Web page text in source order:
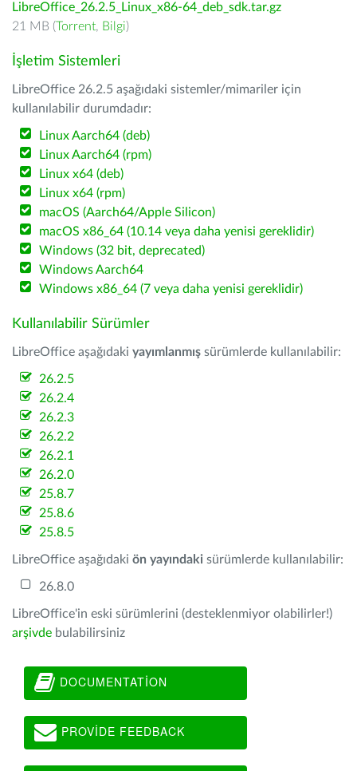
LibreOffice_26.2.5_Linux_x86-64_deb_sdk.tar.gz
21 MB (Torrent, Bilgi)
İşletim Sistemleri
LibreOffice 26.2.5 aşağıdaki sistemler/mimariler için
kullanılabilir durumdadır:
Linux Aarch64 (deb)
Linux Aarch64 (rpm)
Linux x64 (deb)
Linux x64 (rpm)
macOS (Aarch64/Apple Silicon)
macOS x86_64 (10.14 veya daha yenisi gereklidir)
Windows (32 bit, deprecated)
Windows Aarch64
Windows x86_64 (7 veya daha yenisi gereklidir)
Kullanılabilir Sürümler
LibreOffice aşağıdaki yayımlanmış sürümlerde kullanılabilir:
26.2.5
26.2.4
26.2.3
26.2.2
26.2.1
26.2.0
25.8.7
25.8.6
25.8.5
LibreOffice aşağıdaki ön yayındaki sürümlerde kullanılabilir:
26.8.0
LibreOffice'in eski sürümlerini (desteklenmiyor olabilirler!)
arşivde bulabilirsiniz
DOCUMENTATION
PROVIDE FEEDBACK